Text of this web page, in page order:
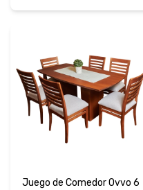
Juego de Comedor Ovvo 6